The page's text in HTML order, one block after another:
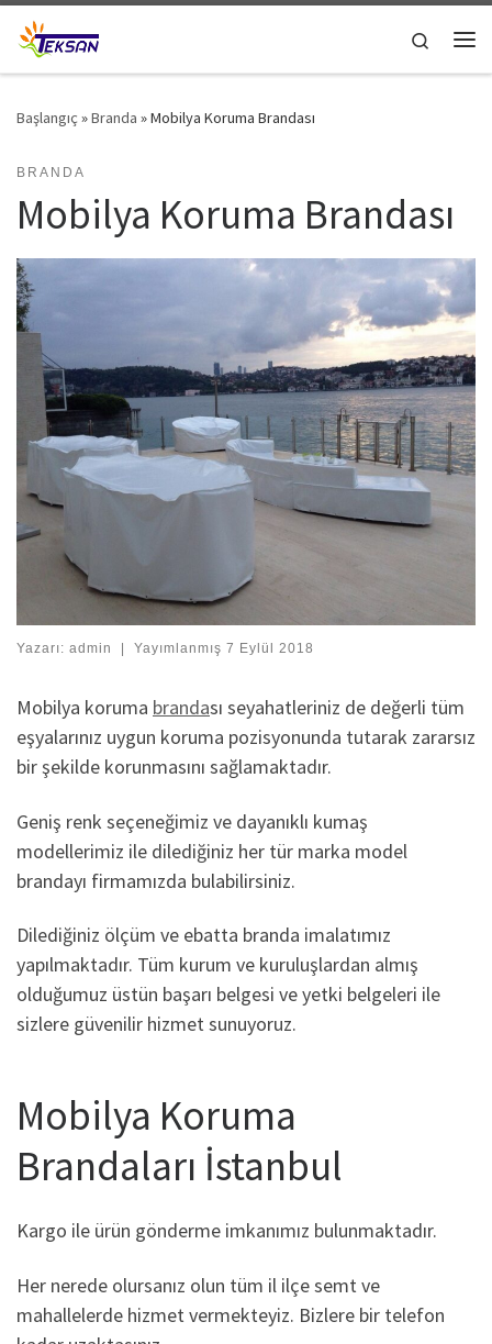
Skip to content
Search
Başlangıç »Branda »Mobilya Koruma Brandası
BRANDA
Mobilya Koruma Brandası
Yazarı: admin Yayımlanmış 7 Eylül 2018
Mobilya koruma brandası seyahatleriniz de değerli tüm
eşyalarınız uygun koruma pozisyonunda tutarak zararsız
bir şekilde korunmasını sağlamaktadır.
Geniş renk seçeneğimiz ve dayanıklı kumaş
modellerimiz ile dilediğiniz her tür marka model
brandayı firmamızda bulabilirsiniz.
Dilediğiniz ölçüm ve ebatta branda imalatımız
yapılmaktadır. Tüm kurum ve kuruluşlardan almış
olduğumuz üstün başarı belgesi ve yetki belgeleri ile
sizlere güvenilir hizmet sunuyoruz.
Mobilya Koruma
Brandaları İstanbul
Kargo ile ürün gönderme imkanımız bulunmaktadır.
Her nerede olursanız olun tüm il ilçe semt ve
mahallelerde hizmet vermekteyiz. Bizlere bir telefon